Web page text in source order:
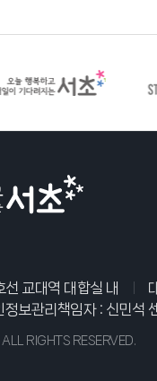
교대역 대합실 내
정보관리책임자 : 신민석
RIGHTS RESERVED.